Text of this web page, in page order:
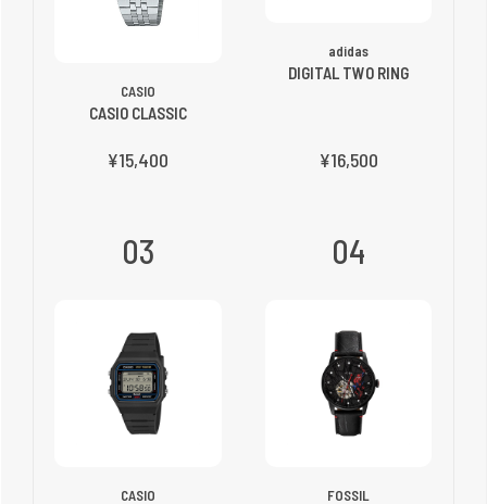
CASIO
CASIO CLASSIC
¥15,400
adidas
DIGITAL TWO RING
¥16,500
03
CASIO
04
FOSSIL